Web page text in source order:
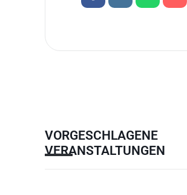
VORGESCHLAGENE
VERANSTALTUNGEN